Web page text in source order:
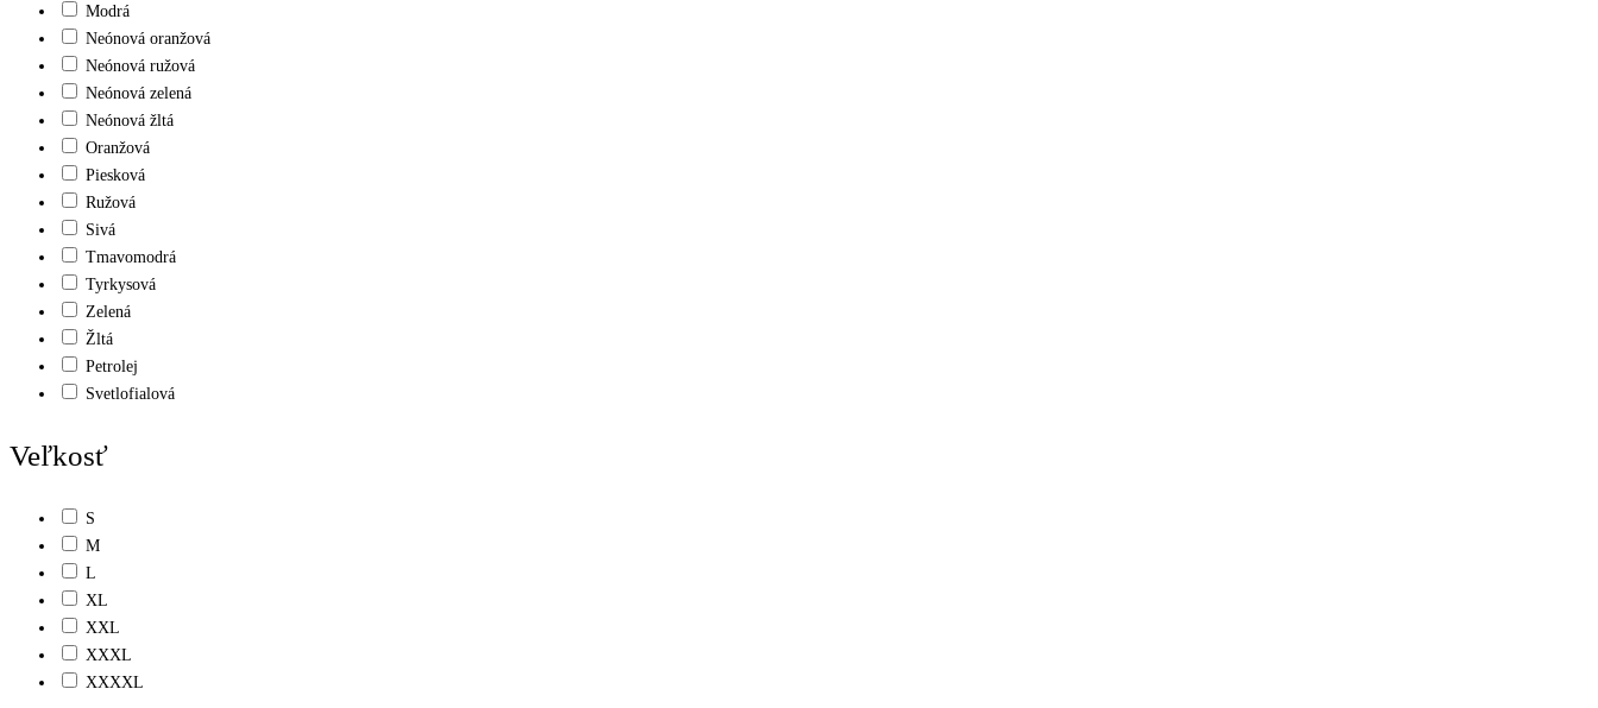
Modrá
Neónová oranžová
Neónová ružová
Neónová zelená
Neónová žltá
Oranžová
Piesková
Ružová
Sivá
Tmavomodrá
Tyrkysová
Zelená
Žltá
Petrolej
Svetlofialová
Veľkosť
S
M
L
XL
XXL
XXXL
XXXXL